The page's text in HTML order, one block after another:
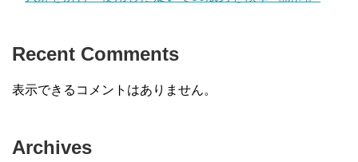
Recent Comments
表示できるコメントはありません。
Archives